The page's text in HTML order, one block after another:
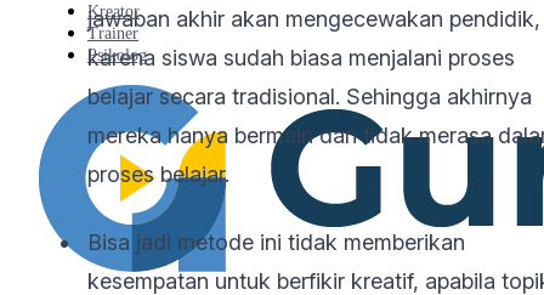
jawaban akhir akan mengecewakan pendidik,
karena siswa sudah biasa menjalani proses
belajar secara tradisional. Sehingga akhirnya
mereka hanya bermain dan tidak merasa
proses belajar.
Bisa jadi metode ini tidak memberikan
kesempatan untuk berfikir kreatif, apabila
Kreator
Trainer
Psikolog